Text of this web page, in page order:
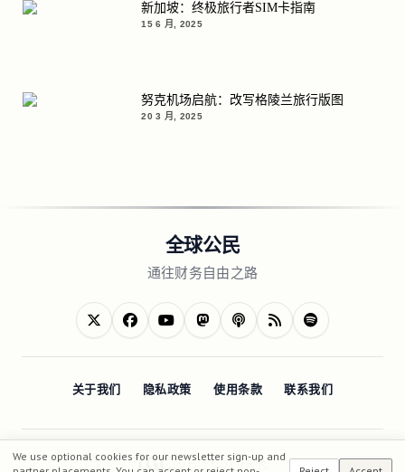
新加坡：终极旅行者SIM卡指南
15 6 月, 2025
努克机场启航：改写格陵兰旅行版图
20 3 月, 2025
全球公民
通往财务自由之路
关于我们 隐私政策 使用条款 联系我们
We use optional cookies for our newsletter sign-up and